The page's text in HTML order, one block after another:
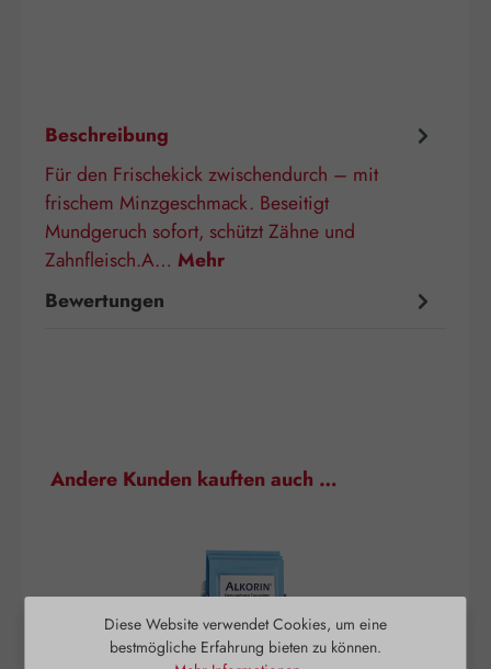
Beschreibung
Für den Frischekick zwischendurch – mit
frischem Minzgeschmack. Beseitigt
Mundgeruch sofort, schützt Zähne und
Zahnfleisch.A… Mehr
Bewertungen
Produktgalerie überspringen
Andere Kunden kauften auch …
Diese Website verwendet Cookies, um eine
bestmögliche Erfahrung bieten zu können.